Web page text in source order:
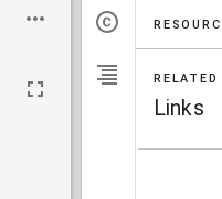
RELATED
Links